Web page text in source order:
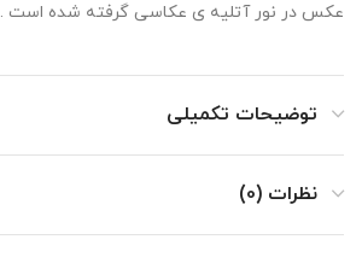
عکس در نور آتلیه ی عکاسی گرفته شده است .
توضیحات تکمیلی
نظرات (0)